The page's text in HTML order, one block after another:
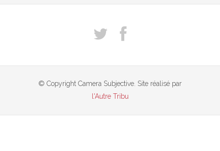
© Copyright Camera Subjective. Site réalisé par
l'Autre Tribu